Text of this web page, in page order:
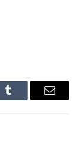
Tumblr Email